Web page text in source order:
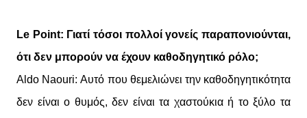
Le Point: Γιατί τόσοι πολλοί γονείς παραπονιούνται,
ότι δεν μπορούν να έχουν καθοδηγητικό ρόλο;
Aldo Naouri: Αυτό που θεμελιώνει την καθοδηγητικότητα
δεν είναι ο θυμός, δεν είναι τα χαστούκια ή το ξύλο τα